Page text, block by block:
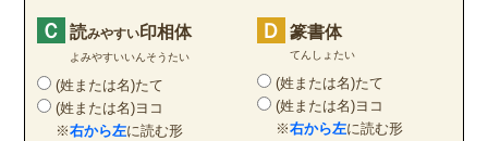
Ｃ 読みやすい印相体
よみやすいいんそうたい
(姓または名)たて
(姓または名)ヨコ
※右から左に読む形
Ｄ 篆書体
てんしょたい
(姓または名)たて
(姓または名)ヨコ
※右から左に読む形